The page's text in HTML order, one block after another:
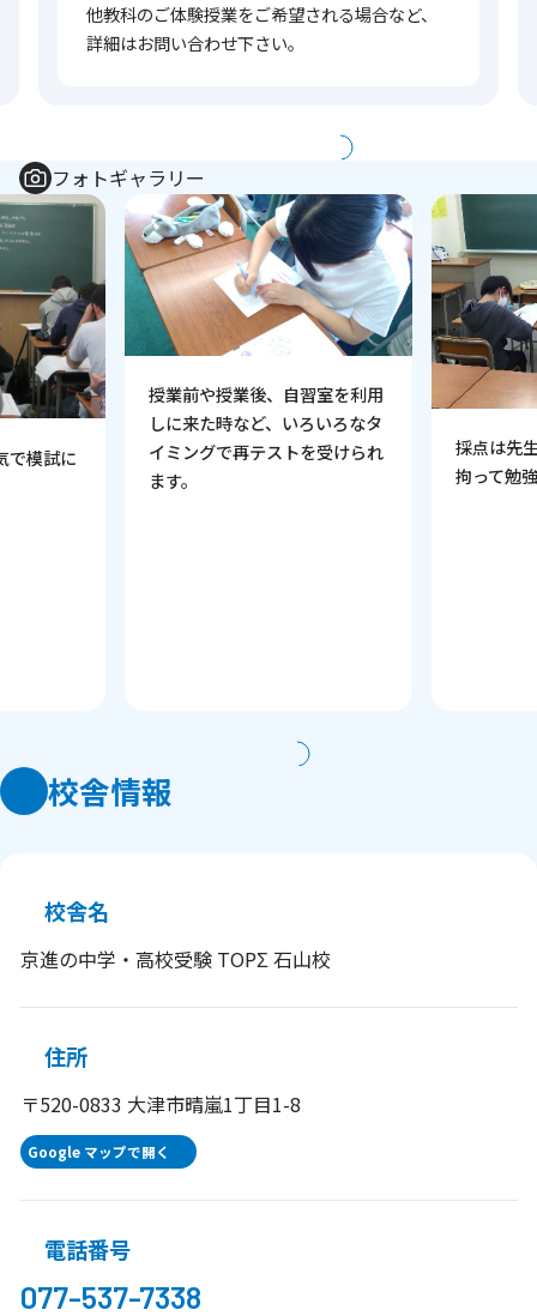
他教科のご体験授業をご希望される場合など、
詳細はお問い合わせ下さい。
フォトギャラリー
で模試に
授業前や授業後、自習室を利用
しに来た時など、いろいろなタ
イミングで再テストを受けられ
ます。
採点は先
拘って勉
校舎情報
校舎名
京進の中学・高校受験 TOPΣ 石山校
住所
〒520-0833 大津市晴嵐1丁目1-8
Google マップで開く
電話番号
077-537-7338